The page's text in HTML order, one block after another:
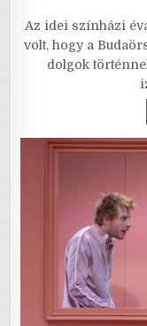
c
e
b
o
k
Az idei színházi
volt, hogy a
dolgok